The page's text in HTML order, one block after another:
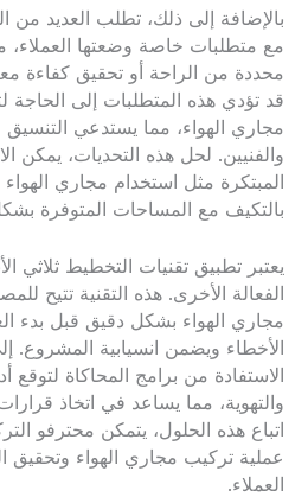
بالإضافة إلى ذلك، تطلب العديد من
مع متطلبات خاصة وضعتها العملاء،
محددة من الراحة أو تحقيق كفاءة
قد تؤدي هذه المتطلبات إلى
مجاري الهواء، مما يستدعي التنسيق
والفنيين. لحل هذه التحديات، يمكن
المبتكرة مثل استخدام مجاري
بالتكيف مع المساحات المتوفرة
الفعالة الأخرى. هذه التقنية تتيح
مجاري الهواء بشكل دقيق قبل بدء
الأخطاء ويضمن انسيابية المشروع.
الاستفادة من برامج المحاكاة لتوقع
والتهوية، مما يساعد في اتخاذ
اتباع هذه الحلول، يتمكن محترفو
عملية تركيب مجاري الهواء
العملاء.